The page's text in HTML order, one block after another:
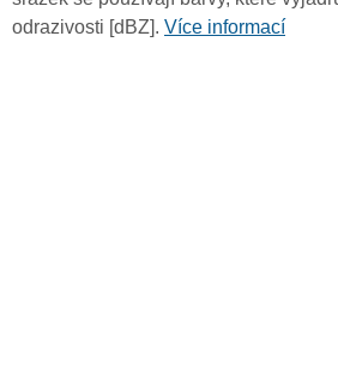
odrazivosti [dBZ]. Více informací